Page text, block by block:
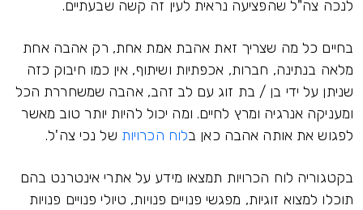
לנכה צה"ל שהפציעה נראית לעין זה קשה שבעתיים.
בחיים כל מה שצריך זאת אהבת אמת אחת, רק אהבה אחת
מלאה בנתינה, חברות, אכפתיות ושיתוף, אין כמו חיבוק כזה
שניתן על ידי בן / בת זוג עם לב זהב, אהבה שמשחררת הכל
ומעניקה אנרגיה ומרץ לחיים. ומה יכול להיות יותר טוב מאשר
לפגוש את אותה אהבה כאן בלוח הכרויות של נכי צה'ל.
בקטגוריה לוח הכרויות תמצאו מידע על אתרי אינטרנט בהם
תוכלו למצוא זוגיות, מפגשי פנויים פנויות, טיולי פנויים פנויות